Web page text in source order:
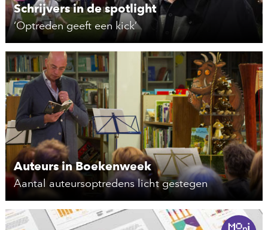
Schrijvers in de spotlight
‘Optreden geeft een kick’
Auteurs in Boekenweek
Aantal auteursoptredens licht gestegen